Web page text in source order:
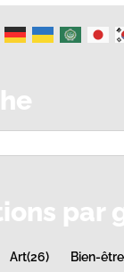
par
Art(26) Bien-être